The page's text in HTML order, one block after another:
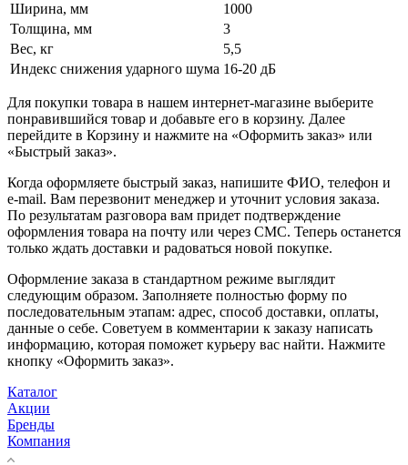
Ширина, мм
1000
Толщина, мм
3
Вес, кг
5,5
Индекс снижения ударного шума 16-20 дБ
Для покупки товара в нашем интернет-магазине выберите
понравившийся товар и добавьте его в корзину. Далее
перейдите в Корзину и нажмите на «Оформить заказ» или
«Быстрый заказ».
Когда оформляете быстрый заказ, напишите ФИО, телефон и
e-mail. Вам перезвонит менеджер и уточнит условия заказа.
По результатам разговора вам придет подтверждение
оформления товара на почту или через СМС. Теперь останется
только ждать доставки и радоваться новой покупке.
Оформление заказа в стандартном режиме выглядит
следующим образом. Заполняете полностью форму по
последовательным этапам: адрес, способ доставки, оплаты,
данные о себе. Советуем в комментарии к заказу написать
информацию, которая поможет курьеру вас найти. Нажмите
кнопку «Оформить заказ».
Каталог
Акции
Бренды
Компания